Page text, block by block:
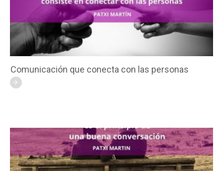
Comunicación que conecta con las personas